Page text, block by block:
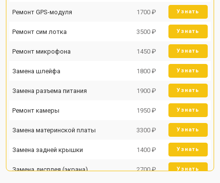
Ремонт GPS-модуля 1700 ₽ Узнать
Ремонт сим лотка 3500 ₽ Узнать
Ремонт микрофона 1450 ₽ Узнать
Замена шлейфа 1800 ₽ Узнать
Замена разъема питания 1900 ₽ Узнать
Ремонт камеры 1950 ₽ Узнать
Замена материнской платы 3300 ₽ Узнать
Замена задней крышки 1400 ₽ Узнать
Замена дисплея (экрана) 2700 ₽ Узнать